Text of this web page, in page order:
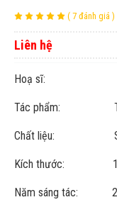
( 7 đánh giá )
Liên hệ
Hoạ sĩ:
Tác phẩm:
Chất liệu:
Kích thước:
Năm sáng tác: